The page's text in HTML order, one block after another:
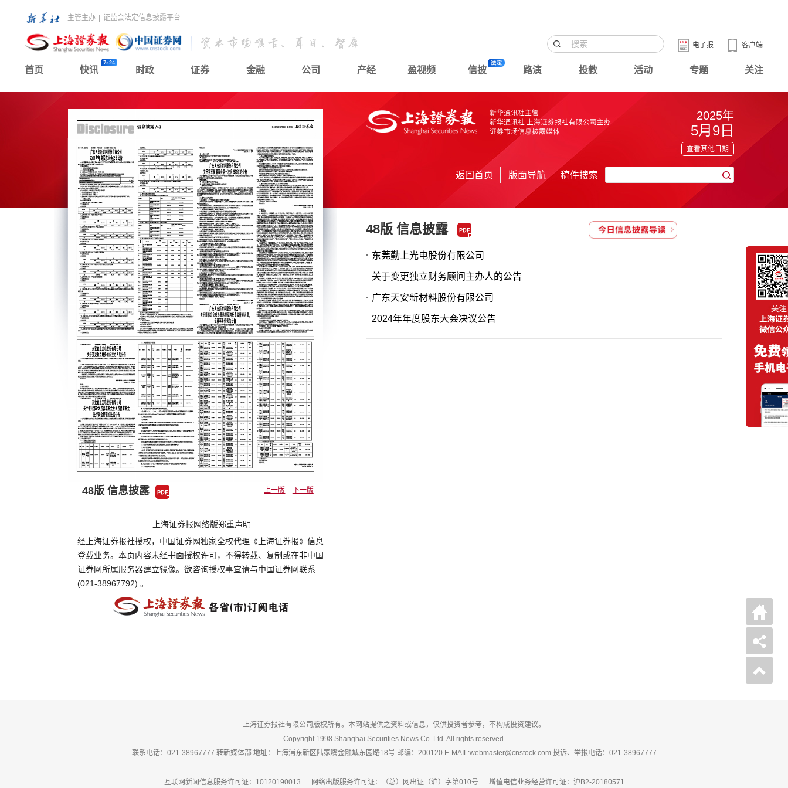
主管主办 证监会法定信息披露平台
客户端
电子报
首页 快讯 时政 证券 金融 公司 产经 盈视频 信披 路演 投教 活动 专题 关注
48版 信息披露 上一版 下一版
上海证券报网络版郑重声明
经上海证券报社授权，中国证券网独家全权代理《上海证券报》信息
登载业务。本页内容未经书面授权许可，不得转载、复制或在非中国
证券网所属服务器建立镜像。欲咨询授权事宜请与中国证券网联系
(021-38967792) 。
2025年
5月9日
查看其他日期
返回首页 版面导航 稿件搜索
48版 信息披露
东莞勤上光电股份有限公司
关于变更独立财务顾问主办人的公告
广东天安新材料股份有限公司
2024年年度股东大会决议公告
上海证券报社有限公司版权所有。本网站提供之资料或信息，仅供投资者参考，不构成投资建议。
Copyright 1998 Shanghai Securities News Co. Ltd. All rights reserved.
联系电话：021-38967777 转新媒体部 地址：上海浦东新区陆家嘴金融城东园路18号 邮编：200120 E-MAIL:webmaster@cnstock.com 投诉、举报电话：021-38967777
互联网新闻信息服务许可证：10120190013 网络出版服务许可证：（总）网出证（沪）字第010号 增值电信业务经营许可证：沪B2-20180571